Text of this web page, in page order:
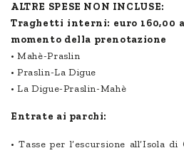
ALTRE SPESE NON INCLUSE:
Traghetti interni: euro 160,00
momento della prenotazione
• Mahè-Praslin
• Praslin-La Digue
• La Digue-Praslin-Mahè
Entrate ai parchi:
• Tasse per l’escursione all’Isola